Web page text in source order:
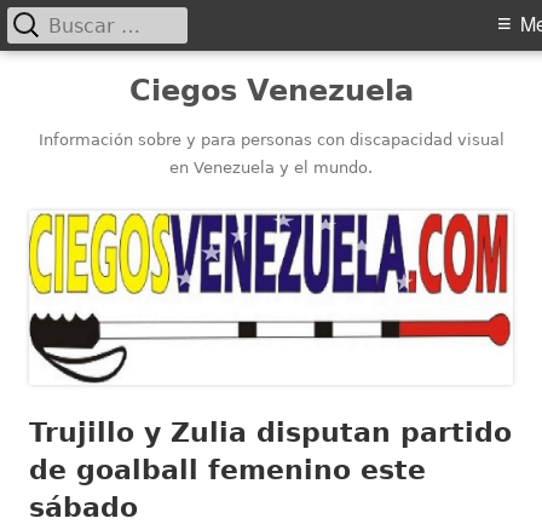
contenido
Ciegos Venezuela
Información sobre y para personas con discapacidad visual
en Venezuela y el mundo.
Menú
principal
Buscar:
Trujillo y Zulia disputan partido
de goalball femenino este
sábado